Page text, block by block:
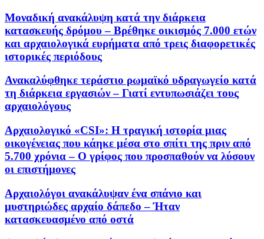
Μοναδική ανακάλυψη κατά την διάρκεια
κατασκευής δρόμου – Βρέθηκε οικισμός 7.000 ετών
και αρχαιολογικά ευρήματα από τρεις διαφορετικές
ιστορικές περιόδους
Ανακαλύφθηκε τεράστιο ρωμαϊκό υδραγωγείο κατά
τη διάρκεια εργασιών – Γιατί εντυπωσιάζει τους
αρχαιολόγους
Αρχαιολογικό «CSI»: Η τραγική ιστορία μιας
οικογένειας που κάηκε μέσα στο σπίτι της πριν από
5.700 χρόνια – Ο γρίφος που προσπαθούν να λύσουν
οι επιστήμονες
Αρχαιολόγοι ανακάλυψαν ένα σπάνιο και
μυστηριώδες αρχαίο δάπεδο – Ήταν
κατασκευασμένο από οστά